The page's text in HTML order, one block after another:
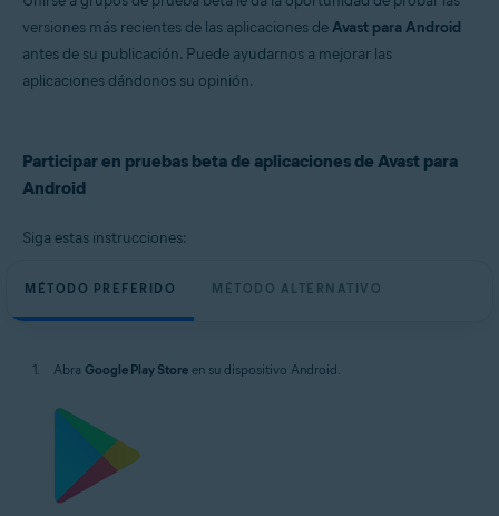
Productos:
Avast SecureLine VPN 5.x para Android
Avast Cleanup 4.x para Android
Google Android 8.0 (Oreo, API 26) o posterior
versiones más recientes de las aplicaciones deAvast para Android
antes de su publicación. Puede ayudarnos a mejorar las
aplicaciones dándonos su opinión.
Participar en pruebas beta de aplicaciones de Avast para
Android
Siga estas instrucciones:
MÉTODO PREFERIDO MÉTODO ALTERNATIVO
Abra Google Play Store en su dispositivo Android.